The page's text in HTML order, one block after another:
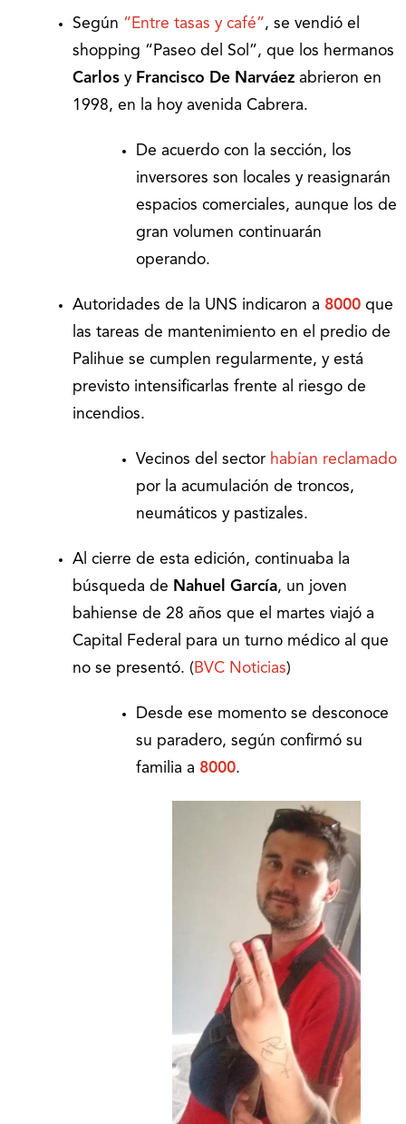
Según “Entre tasas y café”, se vendió el
shopping “Paseo del Sol”, que los hermanos
Carlos y Francisco De Narváez abrieron en
1998, en la hoy avenida Cabrera.
De acuerdo con la sección, los
inversores son locales y reasignarán
espacios comerciales, aunque los de
gran volumen continuarán
operando.
Autoridades de la UNS indicaron a 8000 que
las tareas de mantenimiento en el predio de
Palihue se cumplen regularmente, y está
previsto intensificarlas frente al riesgo de
incendios.
Vecinos del sector habían reclamado
por la acumulación de troncos,
neumáticos y pastizales.
Al cierre de esta edición, continuaba la
búsqueda de Nahuel García, un joven
bahiense de 28 años que el martes viajó a
Capital Federal para un turno médico al que
no se presentó. ( BVC Noticias)
Desde ese momento se desconoce
su paradero, según confirmó su
familia a 8000.